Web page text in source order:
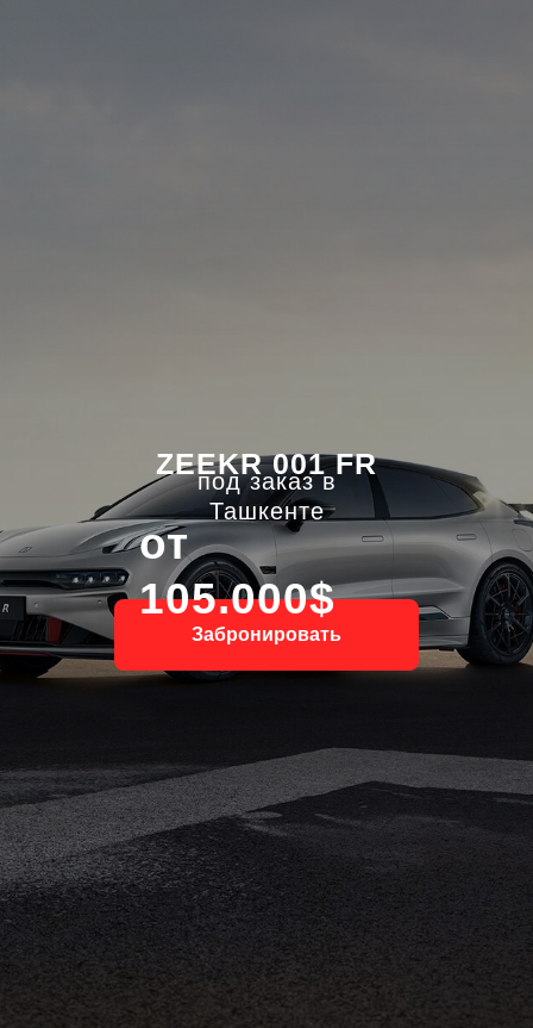
ZEEKR 001 FR
Забронировать
от
105.000$
под заказ в
Ташкенте